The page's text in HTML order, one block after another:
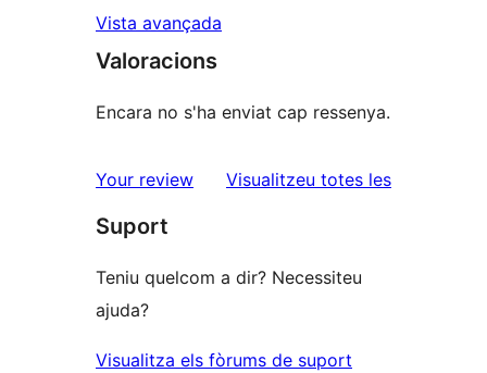
Vista avançada
Valoracions
Encara no s'ha enviat cap ressenya.
Your review Visualitzeu totes lesressenyes
Suport
Teniu quelcom a dir? Necessiteu
ajuda?
Visualitza els fòrums de suport